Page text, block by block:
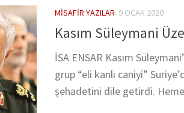
MISAFIR YAZILAR 9 OCAK 2020
Kasım Süleymani
İSA ENSAR Kasım
grup “eli kanlı caniyi”
şehadetini dile getirdi.